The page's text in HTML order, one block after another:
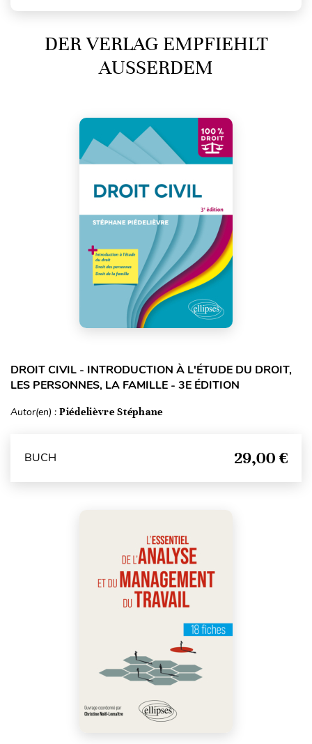
DER VERLAG EMPFIEHLT
AUSSERDEM
DROIT CIVIL - INTRODUCTION À L'ÉTUDE DU DROIT,
LES PERSONNES, LA FAMILLE - 3E ÉDITION
Autor(en) : Piédelièvre Stéphane
BUCH 29,00 €